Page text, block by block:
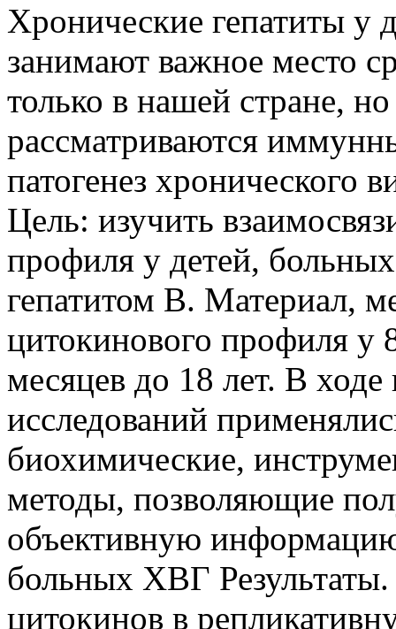
Хронические гепатиты у
занимают важное место
только в нашей стране,
рассматриваются
патогенез хронического
Цель: изучить
профиля у детей,
гепатитом В. Материал,
цитокинового профиля у
месяцев до 18 лет. В
исследований
биохимические,
методы, позволяющие
объективную
больных ХВГ Результаты.
цитокинов в